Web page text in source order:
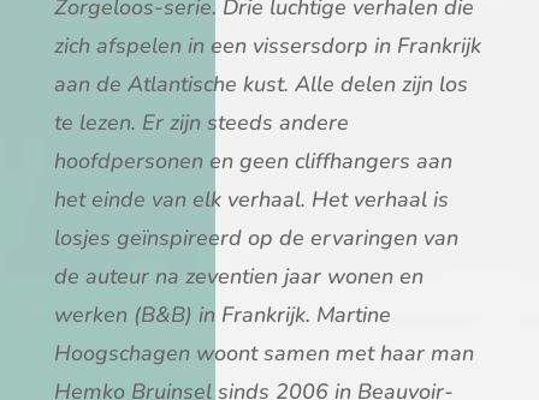
Zorgeloos-serie. Drie luchtige verhalen die
zich afspelen in een vissersdorp in Frankrijk
aan de Atlantische kust. Alle delen zijn los
te lezen. Er zijn steeds andere
hoofdpersonen en geen cliffhangers aan
het einde van elk verhaal. Het verhaal is
losjes geïnspireerd op de ervaringen van
de auteur na zeventien jaar wonen en
werken (B&B) in Frankrijk. Martine
Hoogschagen woont samen met haar man
Hemko Bruinsel sinds 2006 in Beauvoir-